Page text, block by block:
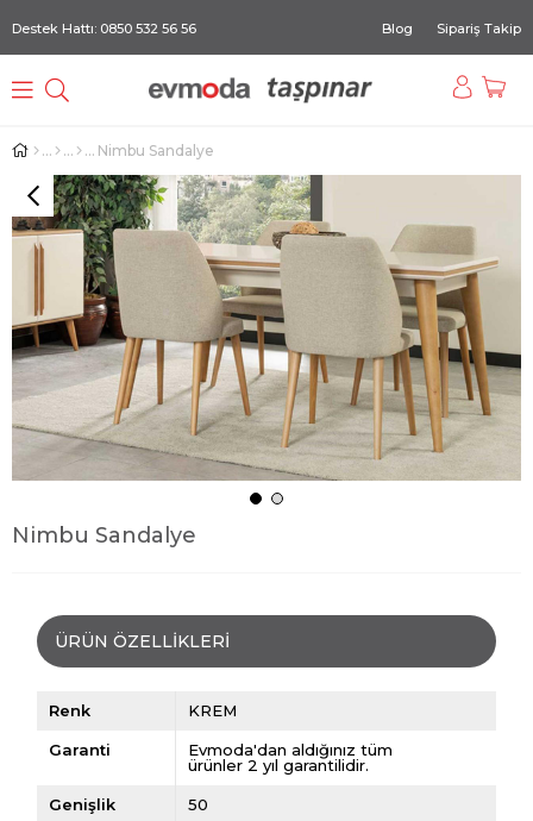
Destek Hattı: 0850 532 56 56 Blog Sipariş Takip
Nimbu Sandalye
Nimbu Sandalye
ÜRÜN ÖZELLIKLERI
Renk KREM
Garanti
Evmoda'dan aldığınız tüm
ürünler 2 yıl garantilidir.
Genişlik 50